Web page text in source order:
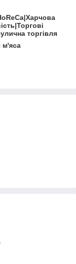
торгівля
м'яса